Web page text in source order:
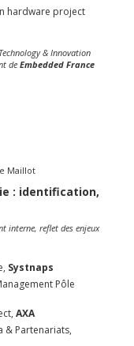
hardware project
& Innovation
de Embedded France
Maillot
: identification,
interne, reflet des enjeux
Systnaps
Pôle
AXA
& Partenariats,